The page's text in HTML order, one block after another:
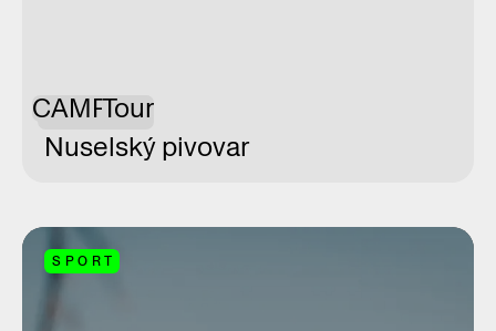
CAMPTour
Nuselský pivovar
SPORT